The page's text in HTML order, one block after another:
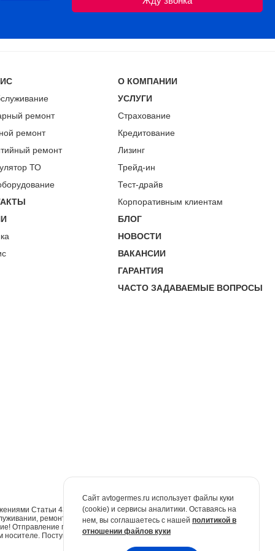
ремонт
ремонт
ремонт
ТО
О КОМПАНИИ
УСЛУГИ
Страхование
Кредитование
Лизинг
Трейд-ин
Тест-драйв
Корпоративным клиентам
БЛОГ
НОВОСТИ
ВАКАНСИИ
ГАРАНТИЯ
ЧАСТО ЗАДАВАЕМЫЕ ВОПРОСЫ
Статьи 437 Гражданского кодекса Российской Федерации. Для
ремонте и запасных частях обращайтесь в автосалоны
по электронной почте не признаётся юридически
Поступившие обращения будут рассмотрены в
Сайт avtogermes.ru использует файлы куки
(cookie) и сервисы аналитики. Оставаясь на
нем, вы соглашаетесь с нашей политикой в
отношении файлов куки